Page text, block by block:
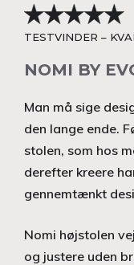
TESTVINDER –
NOMI BY
Man må sige
den lange ende.
stolen, som hos
derefter kreere
gennemtænkt
Nomi højstolen
og justere uden